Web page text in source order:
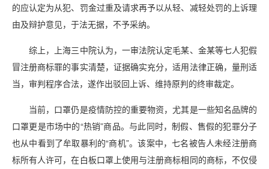
的应认定为从犯、罚金过重及请求再予以从轻、减轻处罚的上诉理
由及辩护意见，于法无据，不予采纳。
综上，上海三中院认为，一审法院认定毛某、金某等七人犯假
冒注册商标罪的事实清楚，证据确实充分，适用法律正确，量刑适
当，审判程序合法，遂作出驳回上诉、维持原判的终审裁定。
当前，口罩仍是疫情防控的重要物资，尤其是一些知名品牌的
口罩更是市场中的“热销”商品。与此同时，制假、售假的犯罪分子
也从中看到了牟取暴利的“商机”。该案中，七名被告人未经注册商
标所有人许可，在白板口罩上使用与注册商标相同的商标，不仅侵